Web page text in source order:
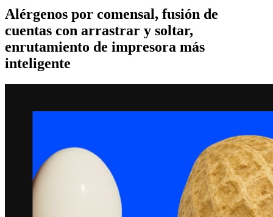
Centro de ayuda
Proceso de pago
Tipos de actividad
Hostelería
Estética y cuidado personal
Todos los tipos de actividad
Productos
Alérgenos por comensal, fusión de
cuentas con arrastrar y soltar,
enrutamiento de impresora más
inteligente